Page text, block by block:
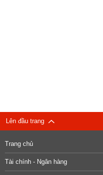
Lên đầu trang
Trang chủ
Tài chính - Ngân hàng